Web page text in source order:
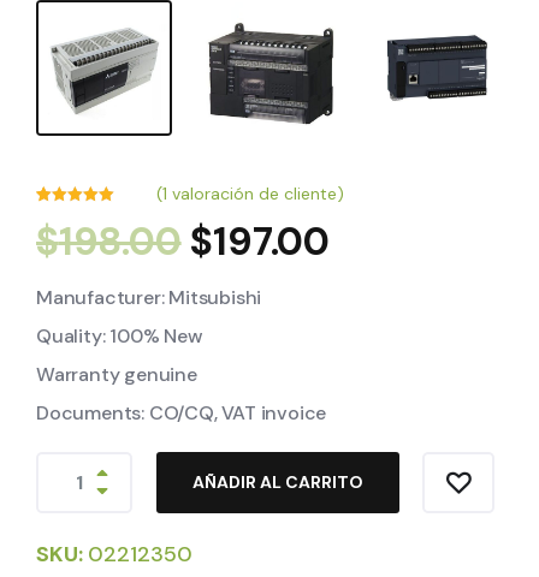
con5.00de
5 en base
avaloración
(1 valoración de cliente)
$198.00$197.00
Manufacturer: Mitsubishi
Quality: 100% New
Warranty genuine
Documents: CO/CQ, VAT invoice
AÑADIR AL CARRITO
SKU: 02212350